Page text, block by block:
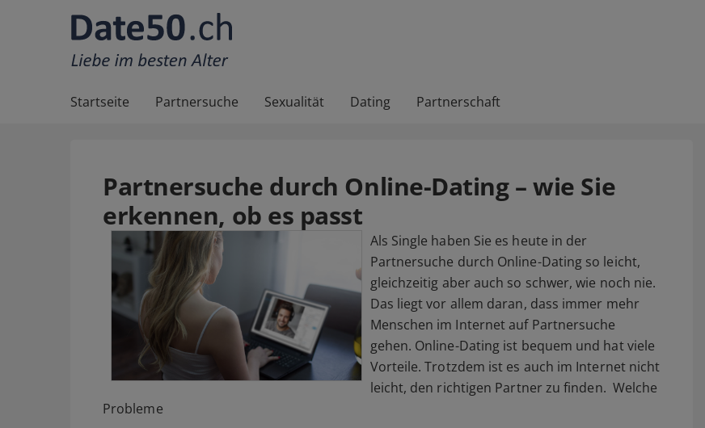
Startseite Partnersuche Sexualität Dating Partnerschaft
Partnersuche durch Online-Dating – wie Sie
erkennen, ob es passt
Als Single haben Sie es heute in der
Partnersuche durch Online-Dating so leicht,
gleichzeitig aber auch so schwer, wie noch nie.
Das liegt vor allem daran, dass immer mehr
Menschen im Internet auf Partnersuche
gehen. Online-Dating ist bequem und hat viele
Vorteile. Trotzdem ist es auch im Internet nicht
leicht, den richtigen Partner zu finden. Welche
Probleme